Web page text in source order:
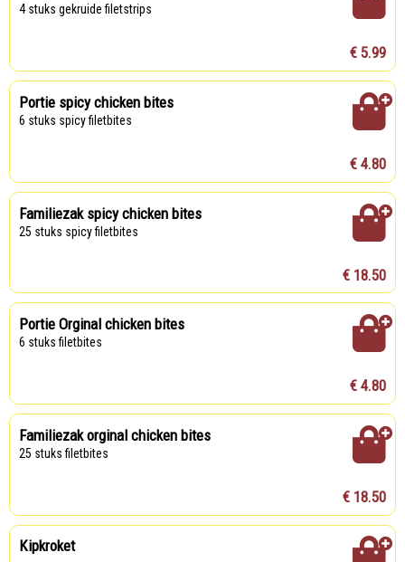
4 stuks gekruide filetstrips
€ 5.99
Portie spicy chicken bites
6 stuks spicy filetbites
€ 4.80
Familiezak spicy chicken bites
25 stuks spicy filetbites
€ 18.50
Portie Orginal chicken bites
6 stuks filetbites
€ 4.80
Familiezak orginal chicken bites
25 stuks filetbites
€ 18.50
Kipkroket